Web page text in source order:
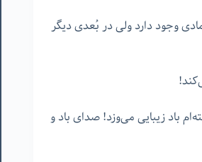
وجود دارد ولی در بُعدی دیگر
باد زیبایی می‌وزد! صدای باد و